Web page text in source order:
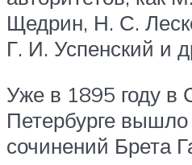
Щедрин, Н. С.
Г. И. Успенский и
Уже в 1895 году в
Петербурге
сочинений Брета